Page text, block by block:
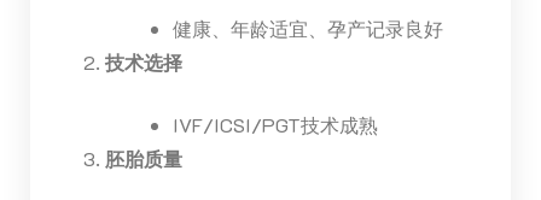
健康、年龄适宜、孕产记录良好
技术选择
IVF/ICSI/PGT技术成熟
胚胎质量